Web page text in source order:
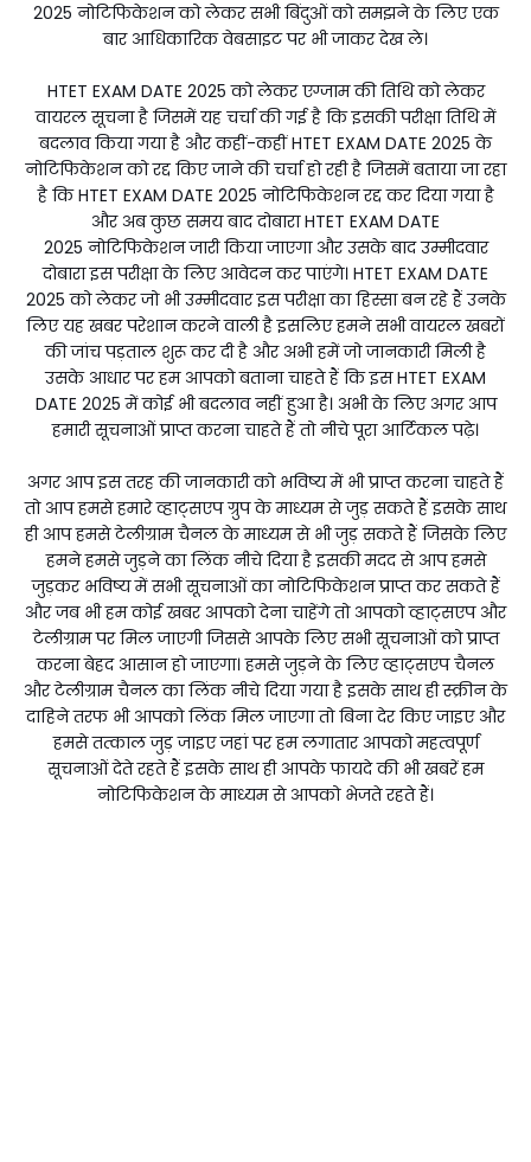
2025 नोटिफिकेशन को लेकर सभी बिंदुओं को समझने के लिए एक
बार आधिकारिक वेबसाइट पर भी जाकर देख ले।
HTET EXAM DATE 2025 को लेकर एग्जाम की तिथि को लेकर
वायरल सूचना है जिसमें यह चर्चा की गई है कि इसकी परीक्षा तिथि में
बदलाव किया गया है और कहीं-कहीं HTET EXAM DATE 2025 के
नोटिफिकेशन को रद्द किए जाने की चर्चा हो रही है जिसमें बताया जा रहा
है कि HTET EXAM DATE 2025 नोटिफिकेशन रद्द कर दिया गया है
और अब कुछ समय बाद दोबारा HTET EXAM DATE
2025 नोटिफिकेशन जारी किया जाएगा और उसके बाद उम्मीदवार
दोबारा इस परीक्षा के लिए आवेदन कर पाएंगे। HTET EXAM DATE
2025 को लेकर जो भी उम्मीदवार इस परीक्षा का हिस्सा बन रहे हैं उनके
लिए यह खबर परेशान करने वाली है इसलिए हमने सभी वायरल खबरों
की जांच पड़ताल शुरू कर दी है और अभी हमें जो जानकारी मिली है
उसके आधार पर हम आपको बताना चाहते हैं कि इस HTET EXAM
DATE 2025 में कोई भी बदलाव नहीं हुआ है। अभी के लिए अगर आप
हमारी सूचनाओं प्राप्त करना चाहते हैं तो नीचे पूरा आर्टिकल पढ़े।
अगर आप इस तरह की जानकारी को भविष्य में भी प्राप्त करना चाहते हैं
तो आप हमसे हमारे व्हाट्सएप ग्रुप के माध्यम से जुड़ सकते हैं इसके साथ
ही आप हमसे टेलीग्राम चैनल के माध्यम से भी जुड़ सकते हैं जिसके लिए
हमने हमसे जुड़ने का लिंक नीचे दिया है इसकी मदद से आप हमसे
जुड़कर भविष्य में सभी सूचनाओं का नोटिफिकेशन प्राप्त कर सकते हैं
और जब भी हम कोई खबर आपको देना चाहेंगे तो आपको व्हाट्सएप और
टेलीग्राम पर मिल जाएगी जिससे आपके लिए सभी सूचनाओं को प्राप्त
करना बेहद आसान हो जाएगा। हमसे जुड़ने के लिए व्हाट्सएप चैनल
और टेलीग्राम चैनल का लिंक नीचे दिया गया है इसके साथ ही स्क्रीन के
दाहिने तरफ भी आपको लिंक मिल जाएगा तो बिना देर किए जाइए और
हमसे तत्काल जुड़ जाइए जहां पर हम लगातार आपको महत्वपूर्ण
सूचनाओं देते रहते हैं इसके साथ ही आपके फायदे की भी खबरें हम
नोटिफिकेशन के माध्यम से आपको भेजते रहते हैं।